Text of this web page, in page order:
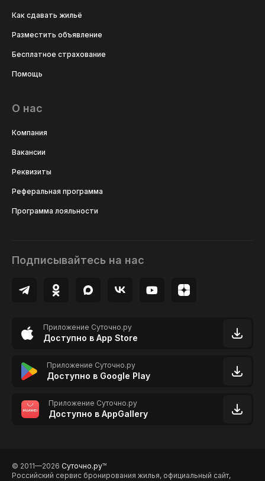
Как сдавать жильё
Разместить объявление
Бесплатное страхование
Помощь
О нас
Компания
Вакансии
Реквизиты
Реферальная программа
Программа лояльности
Подписывайтесь на нас
Приложение Суточно.ру
Доступно в App Store
Приложение Суточно.ру
Доступно в Google Play
Приложение Суточно.ру
Доступно в AppGallery
© 2011—2026 Суточно.руTM
Российский сервис бронирования жилья, официальный сайт,